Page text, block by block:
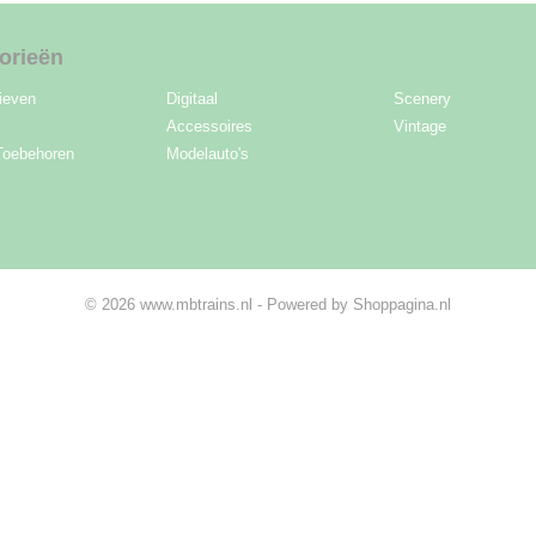
Digitaal
Accessoires
Modelauto's
Scenery
Vintage
© 2026 www.mbtrains.nl - Powered by Shoppagina.nl